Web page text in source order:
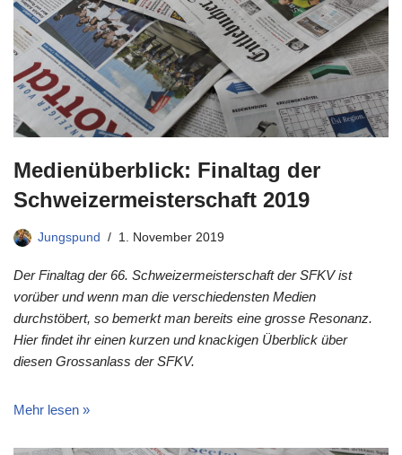
Medienüberblick: Finaltag der
Schweizermeisterschaft 2019
Jungspund 1. November 2019
Der Finaltag der 66. Schweizermeisterschaft der SFKV ist
vorüber und wenn man die verschiedensten Medien
durchstöbert, so bemerkt man bereits eine grosse Resonanz.
Hier findet ihr einen kurzen und knackigen Überblick über
diesen Grossanlass der SFKV.
Mehr lesen »